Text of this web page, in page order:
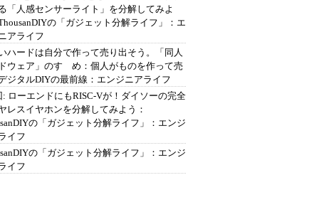
「人感センサーライト」を分解してみよ
の「ガジェット分解ライフ」：エ
アライフ
ハードは自分で作って売り出そう。「同人
ウェア」のすゝめ：個人がものを作って売
ジタルDIYの最前線：エンジニアライフ
: ローエンドにもRISC-Vが！ダイソーの完全
レスイヤホンを分解してみよう：
の「ガジェット分解ライフ」：エンジ
イフ
の「ガジェット分解ライフ」：エンジ
イフ